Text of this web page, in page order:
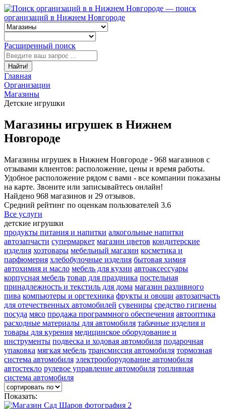
— поиск
организаций в Нижнем Новгороде
Расширенный поиск
Найти!
Главная
Организации
Магазины
Детские игрушки
Магазины игрушек в Нижнем
Новгороде
Магазины игрушек в Нижнем Новгороде - 968 магазинов с
отзывами клиентов: расположение, цены и время работы.
Удобное расположение рядом с вами - все компании показаны
на карте. Звоните или записывайтесь онлайн!
Найдено 968 магазинов и 29 отзывов.
Средний рейтинг по оценкам пользователей 3.6
Все услуги
детские игрушки
продукты питания и напитки алкогольные напитки
автозапчасти супермаркет магазин цветов кондитерские
изделия хозтовары мебельный магазин косметика и
парфюмерия хлебобулочные изделия бытовая химия
автохимия и масло мебель для кухни автоаксессуары
корпусная мебель товар для праздника постельная
принадлежность и текстиль для дома магазин разливного
пива компьютеры и оргтехника фрукты и овощи автозапчасть
для отечественных автомобилей сувениры средство гигиены
посуда мясо продажа программного обеспечения автооптика
расходные материалы для автомобиля табачные изделия и
товары для курения медицинское оборудование и
инструменты подвеска и ходовая автомобиля подарочная
упаковка мягкая мебель трансмиссия автомобиля тормозная
система автомобиля электрооборудование автомобиля
автостекло рулевое управление автомобиля топливная
система автомобиля
Показать: